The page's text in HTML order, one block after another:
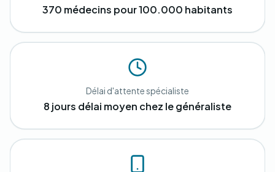
370 médecins pour 100.000 habitants
Délai d'attente spécialiste
8 jours délai moyen chez le généraliste